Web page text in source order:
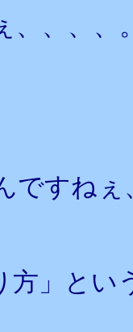
、、、、
ですねぇ
方」と